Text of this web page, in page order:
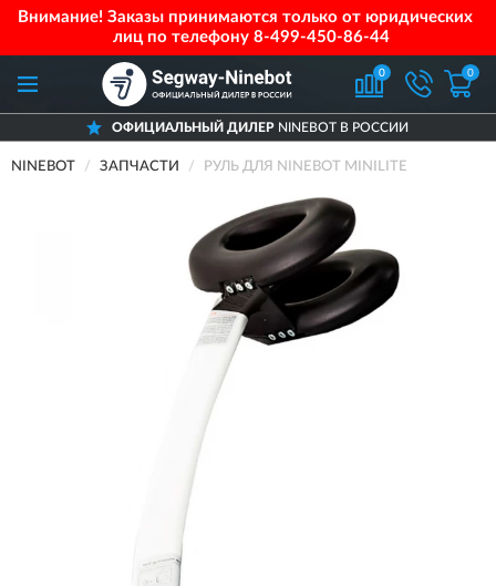
Внимание! Заказы принимаются только от юридических
лиц по телефону 8-499-450-86-44
0 0
ОФИЦИАЛЬНЫЙ ДИЛЕРNINEBOT В РОССИИ
NINEBOT ЗАПЧАСТИ РУЛЬ ДЛЯ NINEBOT MINILITE